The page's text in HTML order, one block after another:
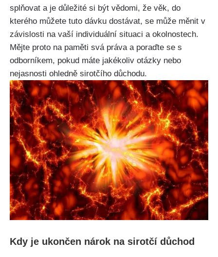
splňovat a je důležité si být vědomi, že věk, do
kterého můžete tuto dávku dostávat, se může měnit v
závislosti na vaší individuální situaci a okolnostech.
Mějte proto na paměti svá práva a poraďte se s
odborníkem, pokud máte jakékoliv otázky nebo
nejasnosti ohledně sirotčího důchodu.
Kdy je ukončen nárok na sirotčí důchod